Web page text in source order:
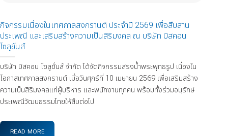
กิจกรรมเนื่องในเทศกาลสงกรานต์ ประจำปี 2569 เพื่อสืบสาน
ประเพณี และเสริมสร้างความเป็นสิริมงคล ณ บริษัท บิสคอน
โซลูชั่นส์
บริษัท บิสคอน โซลูชั่นส์ จำกัด ได้จัดกิจกรรมสรงน้ำพระพุทธรูป เนื่องใน
โอกาสเทศกาลสงกรานต์ เมื่อวันศุกร์ที่ 10 เมษายน 2569 เพื่อเสริมสร้าง
ความเป็นสิริมงคลแก่ผู้บริหาร และพนักงานทุกคน พร้อมทั้งร่วมอนุรักษ์
ประเพณีวัฒนธรรมไทยให้สืบต่อไป
READ MORE